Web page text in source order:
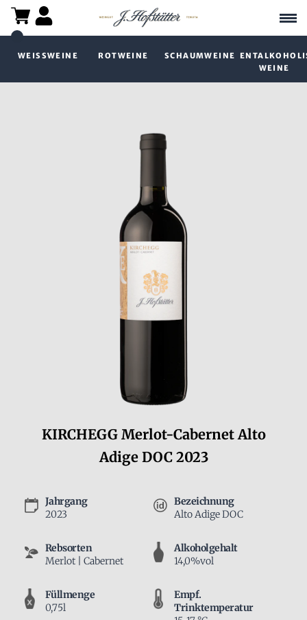
WEISSWEINE ROTWEINE SCHAUMWEINE
WEINE
KIRCHEGG Merlot-Cabernet Alto
Adige DOC 2023
Jahrgang
2023
Bezeichnung
Alto Adige DOC
Rebsorten
Merlot | Cabernet
Alkoholgehalt
14,0%vol
Füllmenge
0,75l
Empf.
Trinktemperatur